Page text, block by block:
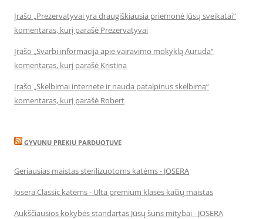
Įrašo „Prezervatyvai yra draugiškiausia priemonė Jūsų sveikatai“
komentaras, kurį parašė Prezervatyvai
Įrašo „Svarbi informacija apie vairavimo mokyklą Auruda“
komentaras, kurį parašė Kristina
Įrašo „Skelbimai internete ir nauda patalpinus skelbimą“
komentaras, kurį parašė Robert
GYVUNU PREKIU PARDUOTUVE
Geriausias maistas sterilizuotoms katėms - JOSERA
Josera Classic katėms - Ulta premium klasės kačių maistas
Aukščiausios kokybės standartas Jūsų šuns mitybai - JOSERA